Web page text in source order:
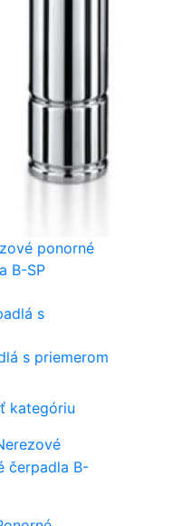
ponorné
B-SP
s priemerom
kategóriu
čerpadla B-